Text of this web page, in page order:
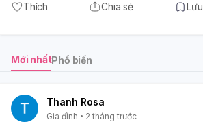
Thích Chia sẻ Lưu
Mới nhấtPhổ biến
Thanh Rosa
Gia đình 2 tháng trước